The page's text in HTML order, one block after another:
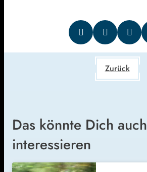
Zurück
Das könnte Dich auch
interessieren